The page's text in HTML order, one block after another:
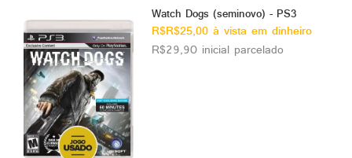
Watch Dogs (seminovo) - PS3
R$R$25,00 à vista em dinheiro
R$29,90 inicial parcelado